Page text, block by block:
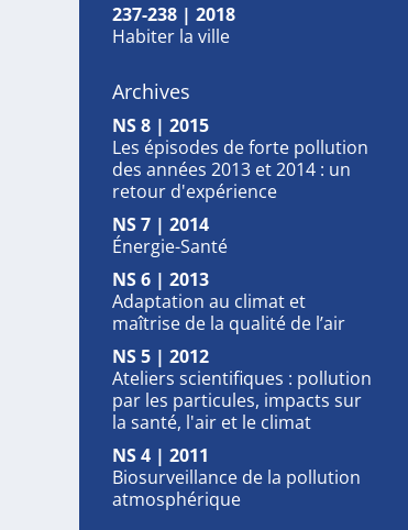
237-238 | 2018
Habiter la ville
Archives
NS 8 | 2015
Les épisodes de forte pollution
des années 2013 et 2014 : un
retour d'expérience
NS 7 | 2014
Énergie-Santé
NS 6 | 2013
Adaptation au climat et
maîtrise de la qualité de l’air
NS 5 | 2012
Ateliers scientifiques : pollution
par les particules, impacts sur
la santé, l'air et le climat
NS 4 | 2011
Biosurveillance de la pollution
atmosphérique